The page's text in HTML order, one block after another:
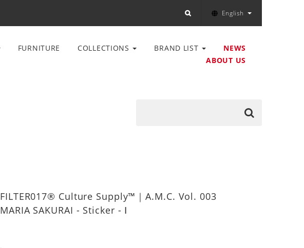
English
FURNITURE COLLECTIONS BRAND LIST
NEWS
ABOUT US
FILTER017® Culture Supply™｜A.M.C. Vol. 003
MARIA SAKURAI - Sticker - Ⅰ